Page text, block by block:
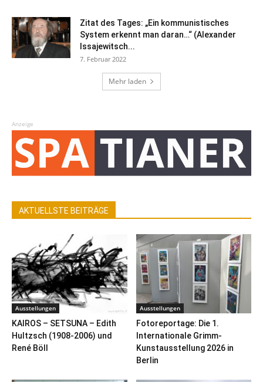
Zitat des Tages: „Ein kommunistisches
System erkennt man daran…“ (Alexander
Issajewitsch...
7. Februar 2022
Mehr laden
Anzeige
AKTUELLSTE BEITRÄGE
Ausstellungen
KAIROS – SETSUNA – Edith
Hultzsch (1908-2006) und
René Böll
Ausstellungen
Fotoreportage: Die 1.
Internationale Grimm-
Kunstausstellung 2026 in
Berlin